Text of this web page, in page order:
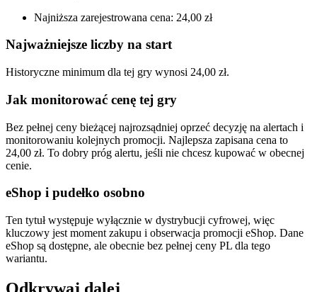
Najniższa zarejestrowana cena: 24,00 zł
Najważniejsze liczby na start
Historyczne minimum dla tej gry wynosi 24,00 zł.
Jak monitorować cenę tej gry
Bez pełnej ceny bieżącej najrozsądniej oprzeć decyzję na alertach i
monitorowaniu kolejnych promocji. Najlepsza zapisana cena to
24,00 zł. To dobry próg alertu, jeśli nie chcesz kupować w obecnej
cenie.
eShop i pudełko osobno
Ten tytuł występuje wyłącznie w dystrybucji cyfrowej, więc
kluczowy jest moment zakupu i obserwacja promocji eShop. Dane
eShop są dostępne, ale obecnie bez pełnej ceny PL dla tego
wariantu.